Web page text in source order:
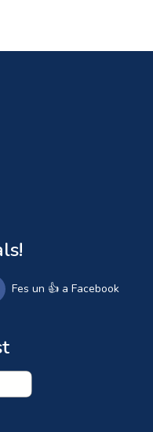
Fes un 👍 a Facebook